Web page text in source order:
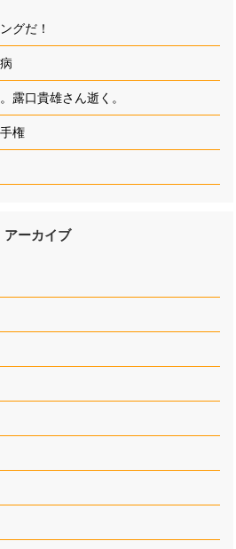
グだ！
露口貴雄さん逝く。
権
アーカイブ